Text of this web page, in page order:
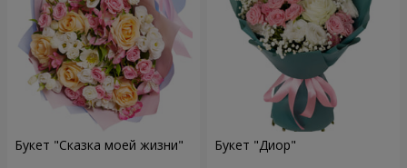
Букет "Сказка моей жизни" Букет "Диор"